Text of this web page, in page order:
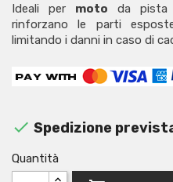
Ideali per moto da pista
rinforzano le parti
limitando i danni in caso di
 Spedizione
Quantità